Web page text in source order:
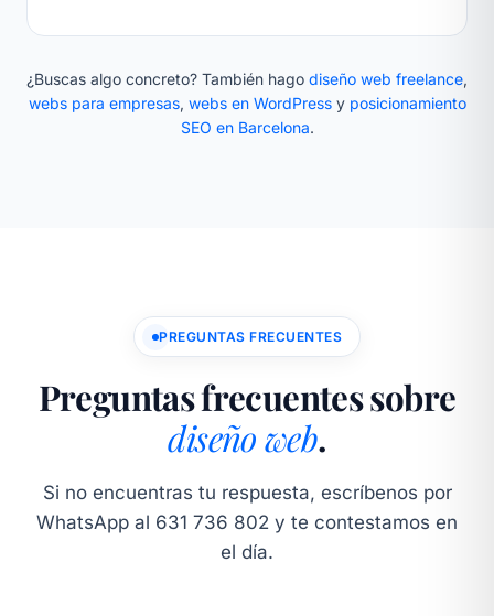
¿Buscas algo concreto? También hago diseño web freelance,
webs para empresas, webs en WordPressy posicionamiento
SEO en Barcelona.
PREGUNTAS FRECUENTES
Preguntas frecuentes sobre
diseño web.
Si no encuentras tu respuesta, escríbenos por
WhatsApp al 631 736 802 y te contestamos en
el día.